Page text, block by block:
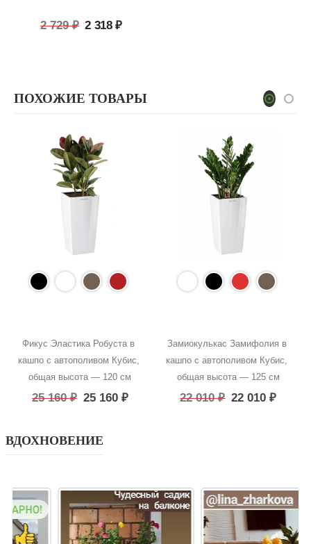
2 729₽ Первоначальная
2 318₽Текущая
ПОХОЖИЕ ТОВАРЫ
Фикус Эластика Робуста в
кашпо с автополивом Кубис,
общая высота — 120 см
25 160₽ 25 160 ₽
Замиокулькас Замифолия в
кашпо с автополивом Кубис,
общая высота — 125 см
22 010₽ 22 010₽
ВДОХНОВЕНИЕ